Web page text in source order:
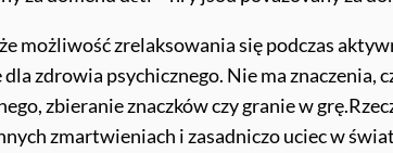
możliwość zrelaksowania się podczas
zdrowia psychicznego. Nie ma znaczenia,
zbieranie znaczków czy granie w grę.
zmartwieniach i zasadniczo uciec w